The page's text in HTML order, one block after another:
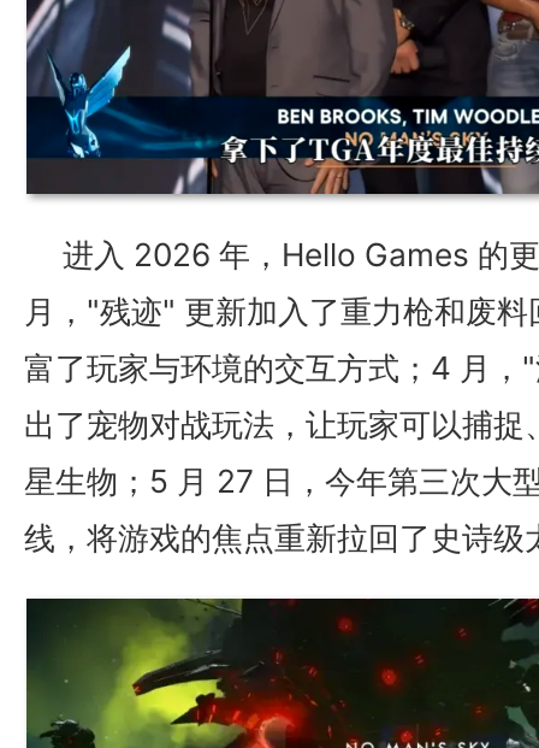
进入 2026 年，Hello Games 的
月，"残迹" 更新加入了重力枪和废
富了玩家与环境的交互方式；4 月，
出了宠物对战玩法，让玩家可以捕捉
星生物；5 月 27 日，今年第三次大
线，将游戏的焦点重新拉回了史诗级